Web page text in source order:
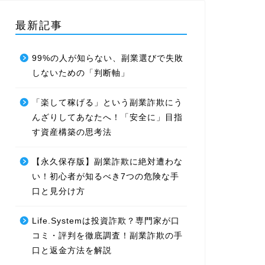
最新記事
99%の人が知らない、副業選びで失敗
しないための「判断軸」
「楽して稼げる」という副業詐欺にう
んざりしてあなたへ！「安全に」目指
す資産構築の思考法
【永久保存版】副業詐欺に絶対遭わな
い！初心者が知るべき7つの危険な手
口と見分け方
Life.Systemは投資詐欺？専門家が口
コミ・評判を徹底調査！副業詐欺の手
口と返金方法を解説